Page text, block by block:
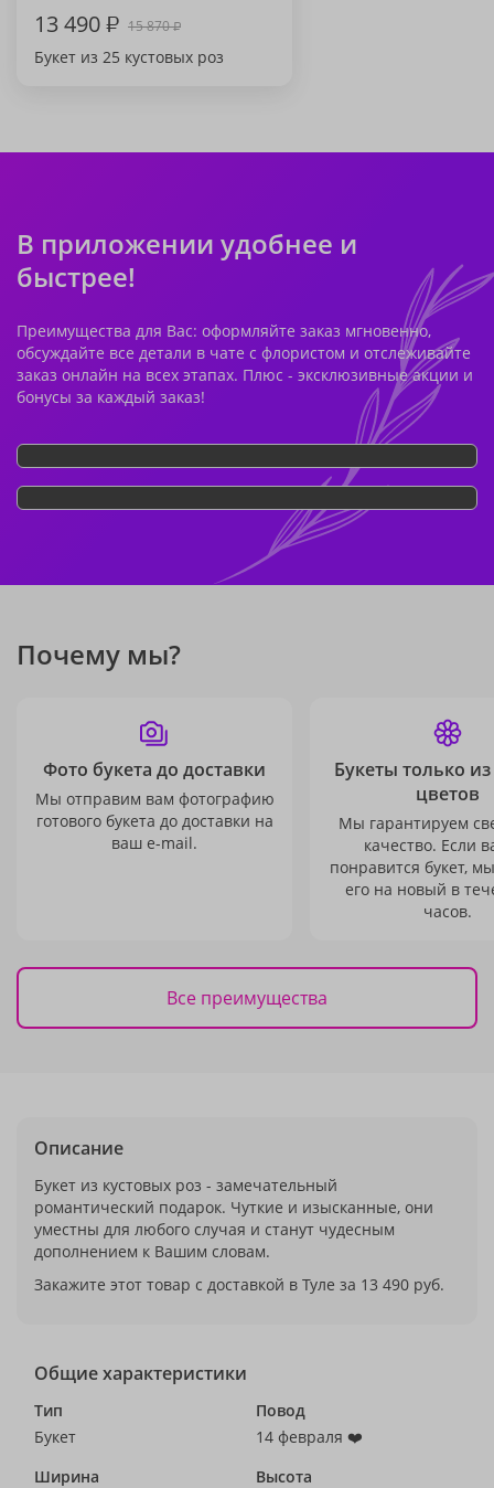
13 490₽ 15 870₽
Букет из 25 кустовых роз
В приложении удобнее и
быстрее!
Преимущества для Вас: оформляйте заказ мгновенно,
обсуждайте все детали в чате с флористом и отслеживайте
заказ онлайн на всех этапах. Плюс - эксклюзивные акции и
бонусы за каждый заказ!
Почему мы?
Фото букета до доставки
Мы отправим вам фотографию
готового букета до доставки на
ваш e-mail.
Букеты только
цветов
Мы гарантируем
качество. Если
понравится букет,
его на новый в
часов.
Все преимущества
Описание
Букет из кустовых роз - замечательный
романтический подарок. Чуткие и изысканные, они
уместны для любого случая и станут чудесным
дополнением к Вашим словам.
Закажите этот товар с доставкой в Туле за 13 490 руб.
Общие характеристики
Тип
Букет
Повод
14 февраля ❤️
Ширина
Высота